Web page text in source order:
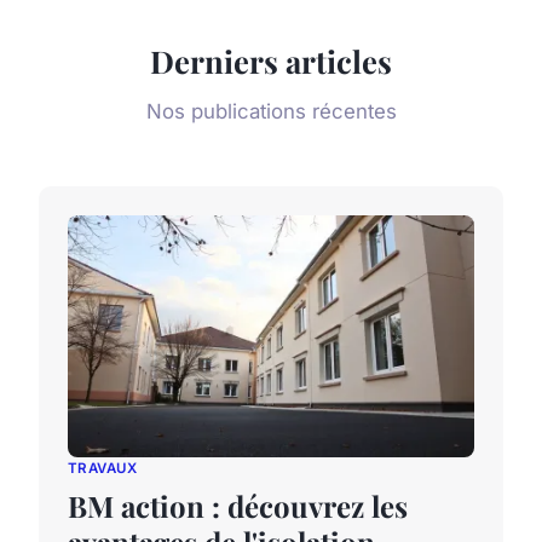
Derniers articles
Nos publications récentes
TRAVAUX
BM action : découvrez les